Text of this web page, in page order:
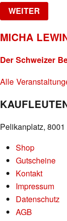
WEITER
MICHA
Der Schweizer
Alle
Pelikanplatz,
Shop
Gutscheine
Kontakt
Impressum
Datenschutz
AGB